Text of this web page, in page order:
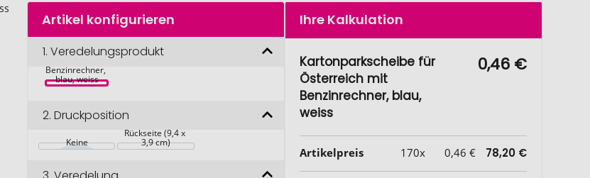
Artikel konfigurieren
1.Veredelungsprodukt
Kartonparkscheibe
für Österreich mit
Benzinrechner,
blau, weiss
2.Druckposition
Keine
Rückseite (9,4 x
3,9 cm)
Ihre Kalkulation
Kartonparkscheibe für
Österreich mit
Benzinrechner, blau,
weiss
0,46 €
Artikelpreis 170x 0,46 € 78,20 €